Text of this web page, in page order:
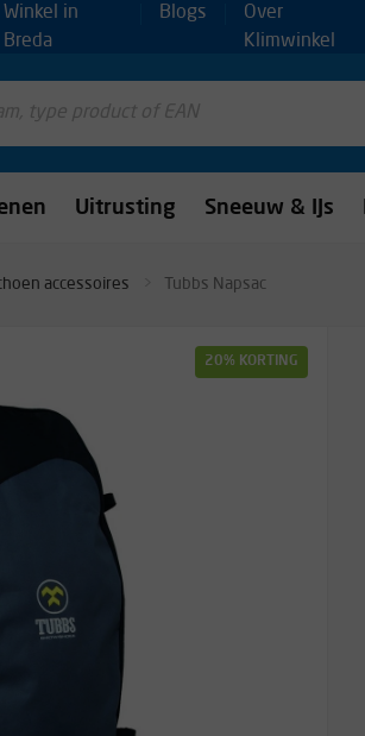
Winkel in
Breda
Blogs
Over
Klimwinkel
Uitrusting Sneeuw & IJs
accessoires Tubbs Napsac
20% KORTING